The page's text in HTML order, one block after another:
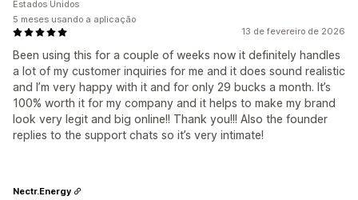
13 de fevereiro de 2026
Been using this for a couple of weeks now it definitely handles
a lot of my customer inquiries for me and it does sound realistic
and I’m very happy with it and for only 29 bucks a month. It’s
100% worth it for my company and it helps to make my brand
look very legit and big online!! Thank you!!! Also the founder
replies to the support chats so it’s very intimate!
Estados Unidos
5 meses usando a aplicação
Nectr.Energy